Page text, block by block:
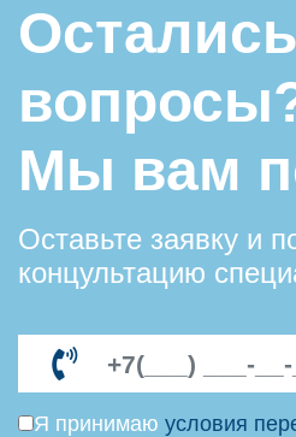
Остались
Мы вам
Оставьте заявку и
концультацию
Я принимаю условия